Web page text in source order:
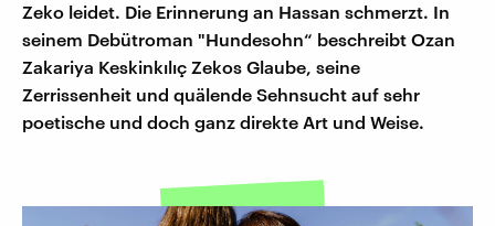
Zeko leidet. Die Erinnerung an Hassan schmerzt. In
seinem Debütroman "Hundesohn“ beschreibt Ozan
Zakariya Keskinkılıç Zekos Glaube, seine
Zerrissenheit und quälende Sehnsucht auf sehr
poetische und doch ganz direkte Art und Weise.